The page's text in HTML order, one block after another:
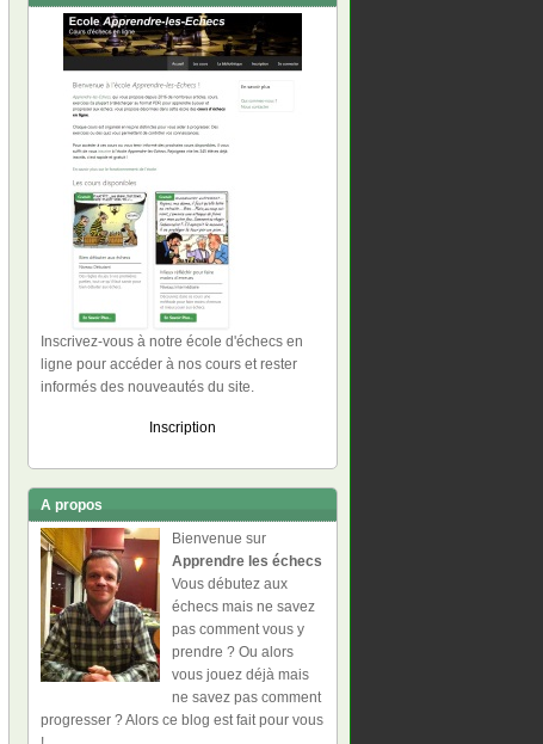
Inscrivez-vous à notre école d'échecs en
ligne pour accéder à nos cours et rester
informés des nouveautés du site.
Inscription
A propos
Bienvenue sur
Apprendre les échecs
Vous débutez aux
échecs mais ne savez
pas comment vous y
prendre ? Ou alors
vous jouez déjà mais
ne savez pas comment
progresser ? Alors ce blog est fait pour vous